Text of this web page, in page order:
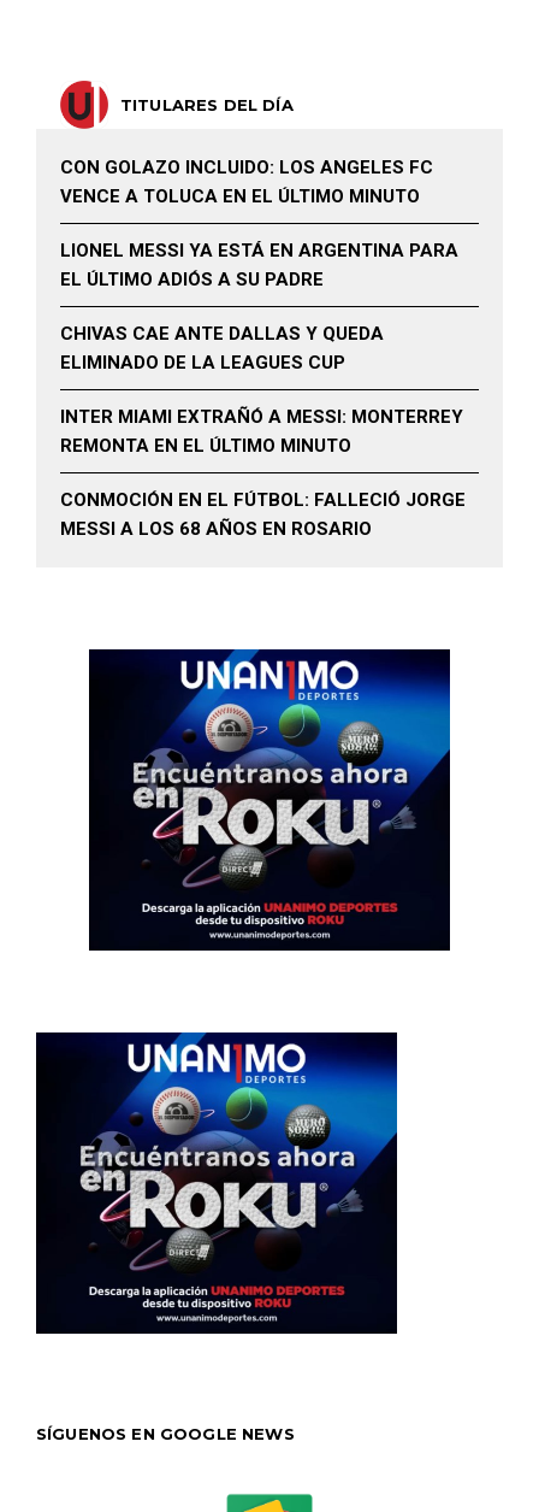
TITULARES DEL DÍA
CON GOLAZO INCLUIDO: LOS ANGELES FC
VENCE A TOLUCA EN EL ÚLTIMO MINUTO
LIONEL MESSI YA ESTÁ EN ARGENTINA PARA
EL ÚLTIMO ADIÓS A SU PADRE
CHIVAS CAE ANTE DALLAS Y QUEDA
ELIMINADO DE LA LEAGUES CUP
INTER MIAMI EXTRAÑÓ A MESSI: MONTERREY
REMONTA EN EL ÚLTIMO MINUTO
CONMOCIÓN EN EL FÚTBOL: FALLECIÓ JORGE
MESSI A LOS 68 AÑOS EN ROSARIO
SÍGUENOS EN GOOGLE NEWS